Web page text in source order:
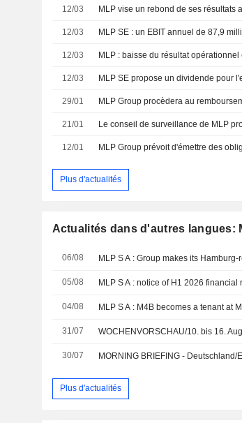
12/03
12/03 MLP SE : un EBIT annuel de 87,9
12/03
12/03 MLP SE propose un dividende pour
29/01
21/01
12/01
Plus d'actualités
Actualités dans d'autres langues:
06/08
05/08 MLP S A : notice of H1 2026 financial
04/08 MLP S A : M4B becomes a tenant at
31/07 WOCHENVORSCHAU/10. bis 16.
30/07 MORNING BRIEFING - Deutschland/
Plus d'actualités